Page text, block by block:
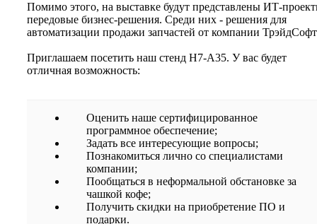
Помимо этого, на выставке будут представлены ИТ-
передовые бизнес-решения. Среди них - решения для
автоматизации продажи запчастей от компании
Приглашаем посетить наш стенд H7-A35. У вас будет
отличная возможность:
Оценить наше сертифицированное
программное обеспечение;
Задать все интересующие вопросы;
Познакомиться лично со специалистами
компании;
Пообщаться в неформальной обстановке за
чашкой кофе;
Получить скидки на приобретение ПО и
подарки.